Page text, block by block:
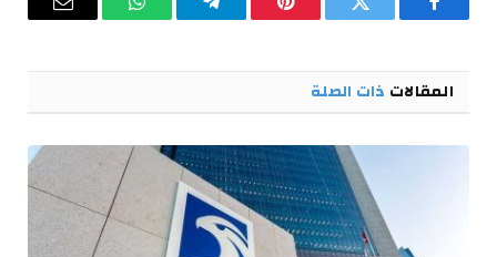
فيسبوك تويتر بينتيريستتيلقرام واتساب البريد
المقالات ذات الصلة